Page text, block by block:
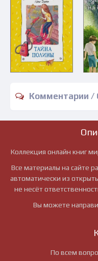
Комментарии /
Коллекция онлайн книг
Все материалы на сайте
автоматически из
не несёт
Вы можете
По всем